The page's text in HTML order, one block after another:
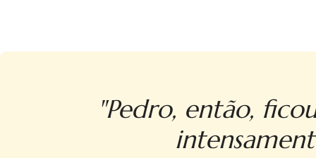
"Pedro, então,